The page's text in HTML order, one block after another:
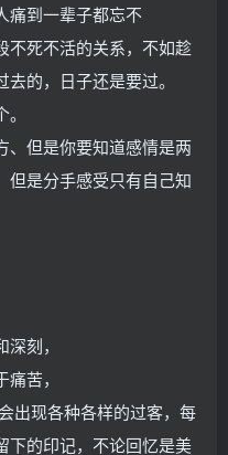
痛到一辈子都忘不
死不活的关系，不如趁
的，日子还是要过。
、但是你要知道感情是两
但是分手感受只有自己知
刻，
苦，
出现各种各样的过客，每
下的印记，不论回忆是美